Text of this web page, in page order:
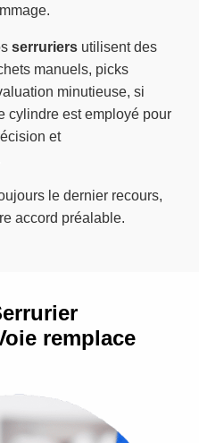
serruriers utilisent des
manuels, picks
minutieuse, si
cylindre est employé pour
et
le dernier recours,
accord préalable.
remplace